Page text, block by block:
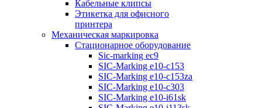
Кабельные клипсы
Этикетка для офисного
принтера
Механическая маркировка
Стационарное оборудование
Sic-marking ec9
SIC-Marking e10-c153
SIC-Marking e10-c153za
SIC-Marking e10-c303
SIC-Marking e10-i61sk